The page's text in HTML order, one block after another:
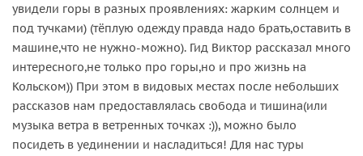
увидели горы в разных проявлениях: жарким солнцем и
под тучками) (тёплую одежду правда надо брать,оставить в
машине,что не нужно-можно). Гид Виктор рассказал много
интересного,не только про горы,но и про жизнь на
Кольском)) При этом в видовых местах после небольших
рассказов нам предоставлялась свобода и тишина(или
музыка ветра в ветренных точках :)), можно было
посидеть в уединении и насладиться! Для нас туры